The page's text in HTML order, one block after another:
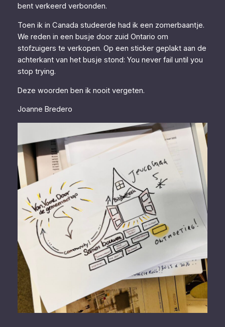
bent verkeerd verbonden.
Toen ik in Canada studeerde had ik een zomerbaantje.
We reden in een busje door zuid Ontario om
stofzuigers te verkopen. Op een sticker geplakt aan de
achterkant van het busje stond: You never fail until you
stop trying.
Deze woorden ben ik nooit vergeten.
Joanne Bredero